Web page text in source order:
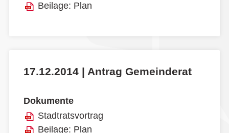
Beilage: Plan
17.12.2014 | Antrag Gemeinderat
Dokumente
Stadtratsvortrag
Beilage: Plan